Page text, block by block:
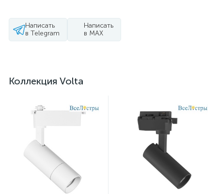
Написать
в Telegram
Написать
в MAX
Коллекция Volta